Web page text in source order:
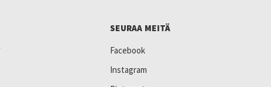
SEURAA MEITÄ
Facebook
Instagram